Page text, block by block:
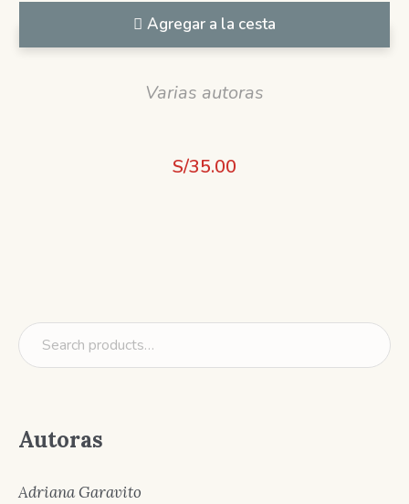
Agregar a la cesta
Varias autoras
S/35.00
Autoras
Adriana Garavito